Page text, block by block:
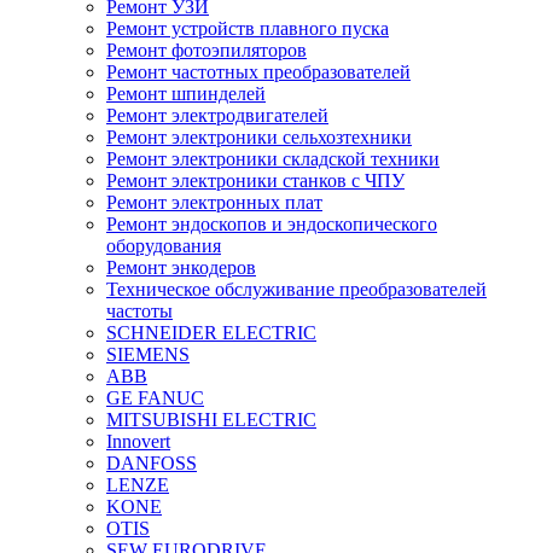
Ремонт УЗИ
Ремонт устройств плавного пуска
Ремонт фотоэпиляторов
Ремонт частотных преобразователей
Ремонт шпинделей
Ремонт электродвигателей
Ремонт электроники сельхозтехники
Ремонт электроники складской техники
Ремонт электроники станков с ЧПУ
Ремонт электронных плат
Ремонт эндоскопов и эндоскопического
оборудования
Ремонт энкодеров
Техническое обслуживание преобразователей
частоты
SCHNEIDER ELECTRIC
SIEMENS
ABB
GE FANUC
MITSUBISHI ELECTRIC
Innovert
DANFOSS
LENZE
KONE
OTIS